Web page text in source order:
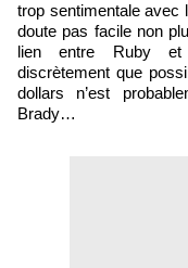
trop sentimentale avec
doute pas facile non
lien entre Ruby et
discrètement que
dollars n’est
Brady…